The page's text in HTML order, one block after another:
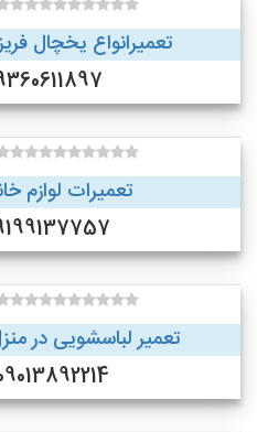
تعمیرانواع یخچال
09360611897 (میناب)
تعمیرات لوازم
09199137757 (خمین )
تعمیر لباسشویی در
09013892214 (دلیجان )